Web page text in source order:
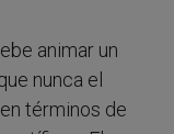
animar un
nunca el
términos de